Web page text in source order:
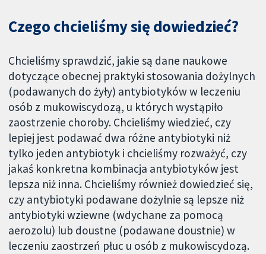
Czego chcieliśmy się dowiedzieć?
Chcieliśmy sprawdzić, jakie są dane naukowe
dotyczące obecnej praktyki stosowania dożylnych
(podawanych do żyły) antybiotyków w leczeniu
osób z mukowiscydozą, u których wystąpiło
zaostrzenie choroby. Chcieliśmy wiedzieć, czy
lepiej jest podawać dwa różne antybiotyki niż
tylko jeden antybiotyk i chcieliśmy rozważyć, czy
jakaś konkretna kombinacja antybiotyków jest
lepsza niż inna. Chcieliśmy również dowiedzieć się,
czy antybiotyki podawane dożylnie są lepsze niż
antybiotyki wziewne (wdychane za pomocą
aerozolu) lub doustne (podawane doustnie) w
leczeniu zaostrzeń płuc u osób z mukowiscydozą.